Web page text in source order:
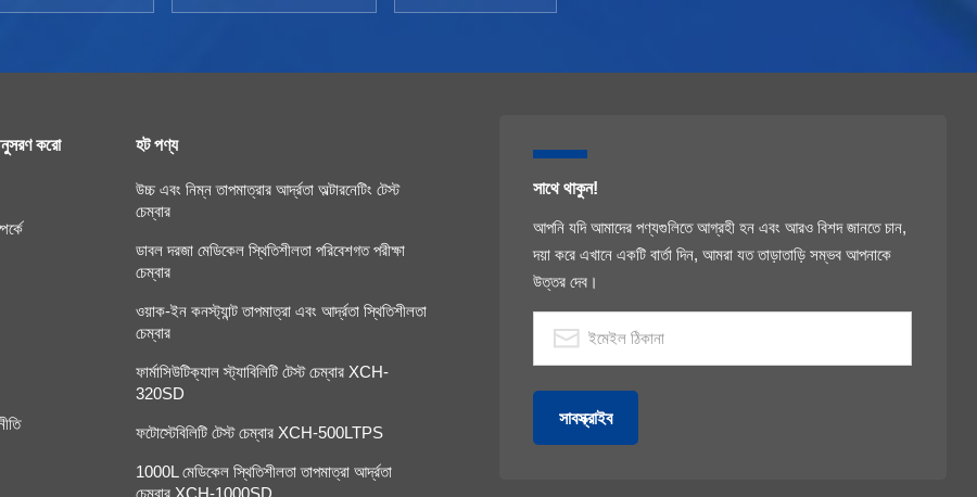
করো হট পণ্য
উচ্চ এবং নিম্ন তাপমাত্রার আর্দ্রতা অল্টারনেটিং টেস্ট
চেম্বার
ডাবল দরজা মেডিকেল স্থিতিশীলতা পরিবেশগত পরীক্ষা
চেম্বার
ওয়াক-ইন কনস্ট্যান্ট তাপমাত্রা এবং আর্দ্রতা স্থিতিশীলতা
চেম্বার
ফার্মাসিউটিক্যাল স্ট্যাবিলিটি টেস্ট চেম্বার XCH-
320SD
ফটোস্টেবিলিটি টেস্ট চেম্বার XCH-500LTPS
1000L মেডিকেল স্থিতিশীলতা তাপমাত্রা আর্দ্রতা
সাথে থাকুন!
আপনি যদি আমাদের পণ্যগুলিতে আগ্রহী হন এবং আরও বিশদ জানতে চান,
দয়া করে এখানে একটি বার্তা দিন, আমরা যত তাড়াতাড়ি সম্ভব আপনাকে
উত্তর দেব।